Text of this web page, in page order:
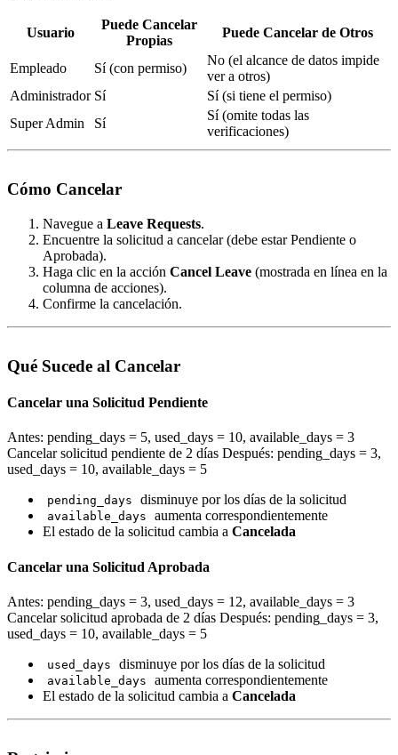
Usuario
Puede Cancelar
Propias
Puede Cancelar de Otros
Empleado Sí (con permiso)
No (el alcance de datos impide
ver a otros)
Administrador Sí
Sí (si tiene el permiso)
Super Admin
Sí
Sí (omite todas las
verificaciones)
Cómo Cancelar
Navegue a Leave Requests.
Encuentre la solicitud a cancelar (debe estar Pendiente o
Aprobada).
Haga clic en la acción Cancel Leave (mostrada en línea en la
columna de acciones).
Confirme la cancelación.
Qué Sucede al Cancelar
Cancelar una Solicitud Pendiente
Antes: pending_days = 5, used_days = 10, available_days = 3
Cancelar solicitud pendiente de 2 días Después: pending_days = 3,
used_days = 10, available_days = 5
pending_days disminuye por los días de la solicitud
available_days
aumenta correspondientemente
El estado de la solicitud cambia a Cancelada
Cancelar una Solicitud Aprobada
Antes: pending_days = 3, used_days = 12, available_days = 3
Cancelar solicitud aprobada de 2 días Después: pending_days = 3,
used_days = 10, available_days = 5
used_days disminuye por los días de la solicitud
available_days
aumenta correspondientemente
El estado de la solicitud cambia a Cancelada